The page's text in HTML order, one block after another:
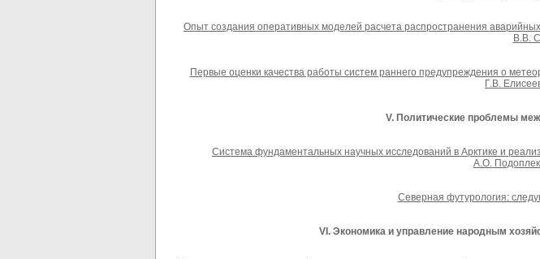
Опыт создания оперативных моделей расчета распространения
В.В.
Первые оценки качества работы систем раннего предупреждения о
Г.В.
V. Политические проблемы
Система фундаментальных научных исследований в Арктике и
А.О.
Северная футурология:
VI . Экономика и управление народным